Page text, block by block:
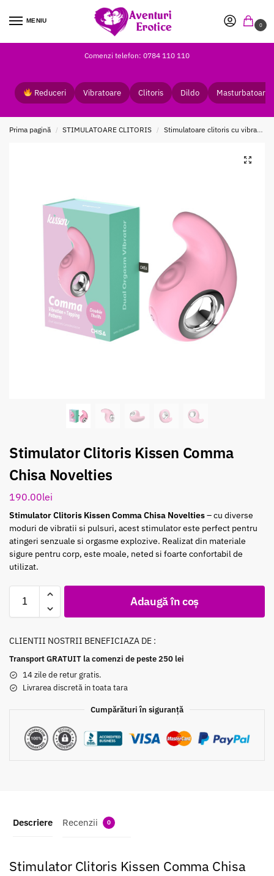
MENIU
0
Comenzi telefon: 0784 110 110
Reduceri Vibratoare Clitoris Dildo Masturbatoare
Prima pagină / STIMULATOARE CLITORIS / Stimulatoare clitoris cu vibratii
Stimulator Clitoris Kissen Comma
Chisa Novelties
190.00lei
Stimulator Clitoris Kissen Comma Chisa Novelties– cu diverse
moduri de vibratii si pulsuri, acest stimulator este perfect pentru
atingeri senzuale si orgasme explozive. Realizat din materiale
sigure pentru corp, este moale, neted si foarte confortabil de
utilizat.
Adaugă în coș
CLIENTII NOSTRII BENEFICIAZA DE :
Transport GRATUIT la comenzi de peste 250 lei
14 zile de retur gratis.
Livrarea discretă in toata tara
Cumpărături în siguranță
Descriere Recenzii 0
Stimulator Clitoris Kissen Comma Chisa